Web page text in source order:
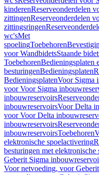
kinderenReserveonderdelen
zittingenReserveonderdelen
zittingsringen
wc'sMet
spoelingToebehoren
voor WandbidetsStaande
ToebehorenBedieningsplaten
besturingenBedieningsplaten
BedieningsplatenVoor Sigma
voor Voor Sigma
inbouwreservoirs
inbouwreservoirsVoor Delta
voor Voor Delta
inbouwreservoirs
inbouwreservoirsToebehoren
elektronische spoelactivering
besturingen met elektronische
Geberit Sigma
Voor netvoeding, voor